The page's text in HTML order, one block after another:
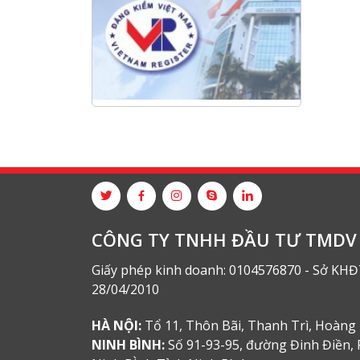
Hội nghị tổng kết công tác năm
2025 và triển khai nhiệm vụ năm
2026 do chi hội tàu du lịch Hạ
Long
NANIBI khai trương văn phòng
Ninh Bình & kỷ niệm 15 năm phát
Đông tổ chức Hội nghị đối tác
toàn cầu tại Jakarta
CÔNG TY TNHH ĐẦU TƯ
Giấy phép kinh doanh: 0104576870 - Sở
28/04/2010
HÀ NỘI: Tổ 11, Thôn Bãi, Thanh Trì, Hoàng
NINH BÌNH:Số 91-93-95, đường Đinh Điền,